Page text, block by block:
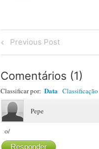
Post
navigation
Previous
Post
Previous Post
Comentários (1)
Classificar por: Data Classificação
Pepe
o/
Responder